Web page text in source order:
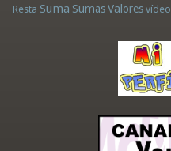
Resta Suma Sumas Valores vídeo